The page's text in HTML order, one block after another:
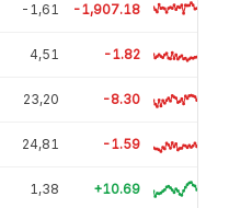
-1,61 -1,907.18
4,51 -1.82
23,20 -8.30
24,81 -1.59
1,38 +10.69